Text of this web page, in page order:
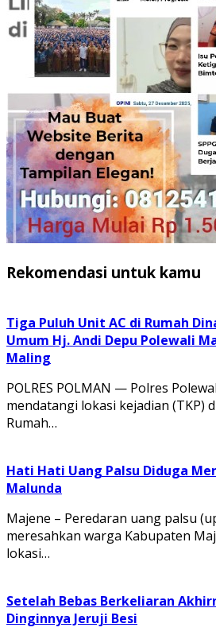
Rekomendasi untuk kamu
Tiga Puluh Unit AC di Rumah
Umum Hj. Andi Depu Polewali
Maling
POLRES POLMAN — Polres
mendatangi lokasi kejadian (TKP)
Rumah…
Hati Hati Uang Palsu Diduga
Malunda
Majene – Peredaran uang palsu
meresahkan warga Kabupaten
lokasi…
Setelah Bebas Berkeliaran
Dinginnya Jeruji Besi